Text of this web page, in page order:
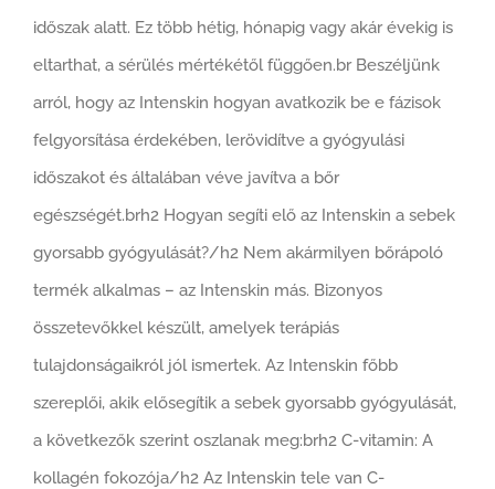
időszak alatt. Ez több hétig, hónapig vagy akár évekig is
eltarthat, a sérülés mértékétől függően.br Beszéljünk
arról, hogy az Intenskin hogyan avatkozik be e fázisok
felgyorsítása érdekében, lerövidítve a gyógyulási
időszakot és általában véve javítva a bőr
egészségét.brh2 Hogyan segíti elő az Intenskin a sebek
gyorsabb gyógyulását?/h2 Nem akármilyen bőrápoló
termék alkalmas – az Intenskin más. Bizonyos
összetevőkkel készült, amelyek terápiás
tulajdonságaikról jól ismertek. Az Intenskin főbb
szereplői, akik elősegítik a sebek gyorsabb gyógyulását,
a következők szerint oszlanak meg:brh2 C-vitamin: A
kollagén fokozója/h2 Az Intenskin tele van C-